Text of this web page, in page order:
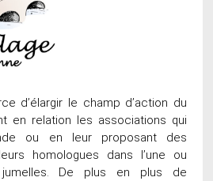
d’élargir le champ d’action du
en relation les associations qui
ou en leur proposant des
homologues dans l’une ou
jumelles. De plus en plus de